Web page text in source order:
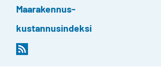
Maarakennus-
kustannusindeksi